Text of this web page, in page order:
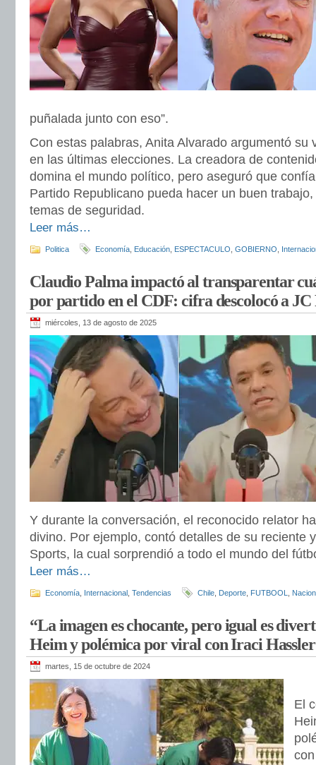
puñalada junto con eso”.
Con estas palabras, Anita Alvarado argumentó su
en las últimas elecciones. La creadora de
domina el mundo político, pero aseguró que
Partido Republicano pueda hacer un buen
temas de seguridad.
Leer más…
Politica Economía Educación ESPECTACULO GOBIERNO
Claudio Palma impactó al transparentar
por partido en el CDF: cifra descolocó a
miércoles, 13 de agosto de 2025
Y durante la conversación, el reconocido relator
divino. Por ejemplo, contó detalles de su reciente
Sports, la cual sorprendió a todo el mundo del
Leer más…
Economía Internacional Tendencias Chile Deporte FUTBOOL
“La imagen es chocante, pero igual es
Heim y polémica por viral con Iraci Hassler
martes, 15 de octubre de 2024
El